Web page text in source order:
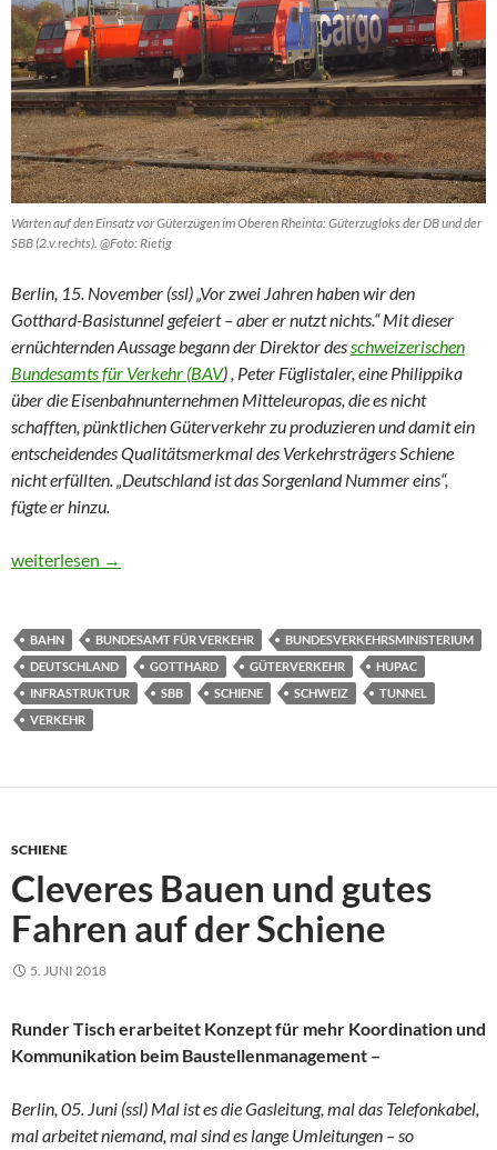
Warten auf den Einsatz vor Güterzügen im Oberen Rheinta: Güterzugloks der DB und der
SBB (2.v.rechts). @Foto: Rietig
Berlin, 15. November (ssl) „Vor zwei Jahren haben wir den
Gotthard-Basistunnel gefeiert – aber er nutzt nichts.“ Mit dieser
ernüchternden Aussage begann der Direktor desschweizerischen
Bundesamts für Verkehr (BAV) , Peter Füglistaler, eine Philippika
über die Eisenbahnunternehmen Mitteleuropas, die es nicht
schafften, pünktlichen Güterverkehr zu produzieren und damit ein
entscheidendes Qualitätsmerkmal des Verkehrsträgers Schiene
nicht erfüllten. „Deutschland ist das Sorgenland Nummer eins“,
fügte er hinzu.
Bisher nützt der Gotthardtunnel nichts
weiterlesen →
BAHN BUNDESAMT FÜR VERKEHR
BUNDESVERKEHRSMINISTERIUM
DEUTSCHLAND
GOTTHARD GÜTERVERKEHR
HUPAC
INFRASTRUKTUR
SBB SCHIENE SCHWEIZ
TUNNEL
VERKEHR
SCHIENE
Cleveres Bauen und gutes
Fahren auf der Schiene
5. JUNI 2018
Runder Tisch erarbeitet Konzept für mehr Koordination und
Kommunikation beim Baustellenmanagement –
Berlin, 05. Juni (ssl) Mal ist es die Gasleitung, mal das Telefonkabel,
mal arbeitet niemand, mal sind es lange Umleitungen – so